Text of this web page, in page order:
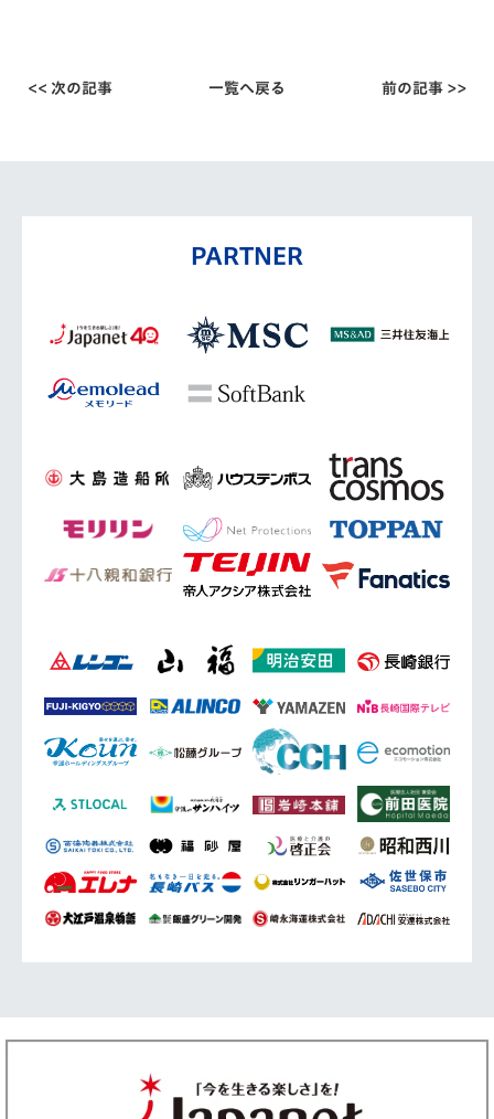
<< 次の記事 一覧へ戻る 前の記事 >>
PARTNER